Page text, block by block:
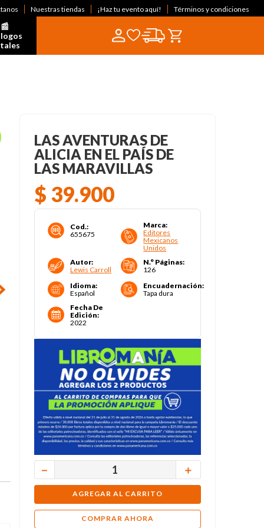
Nuestras tiendas ¡Haz tu evento aquí! Términos y condiciones
LAS AVENTURAS DE
ALICIA EN EL PAÍS DE
LAS MARAVILLAS
$ 39.900
Cod.:
655675
Marca:
Editores
Mexicanos
Unidos
Autor:
Lewis Carroll
N.° Páginas:
126
Idioma:
Español
Encuadernación:
Tapa dura
Fecha De
Edición:
2022
＋
－
AGREGAR AL CARRITO
COMPRAR AHORA